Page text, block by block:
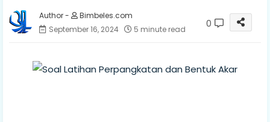
Bimbeles.com
September 16, 2024
5 minute read 0